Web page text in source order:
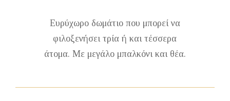
Ευρύχωρο δωμάτιο που μπορεί να
φιλοξενήσει τρία ή και τέσσερα
άτομα. Με μεγάλο μπαλκόνι και θέα.